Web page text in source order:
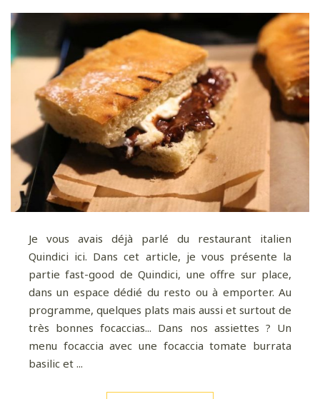
CULTURE
0 ITEMS -0,00€
Je vous avais déjà parlé du restaurant italien
Quindici ici. Dans cet article, je vous présente la
partie fast-good de Quindici, une offre sur place,
dans un espace dédié du resto ou à emporter. Au
programme, quelques plats mais aussi et surtout de
très bonnes focaccias... Dans nos assiettes ? Un
menu focaccia avec une focaccia tomate burrata
basilic et ...